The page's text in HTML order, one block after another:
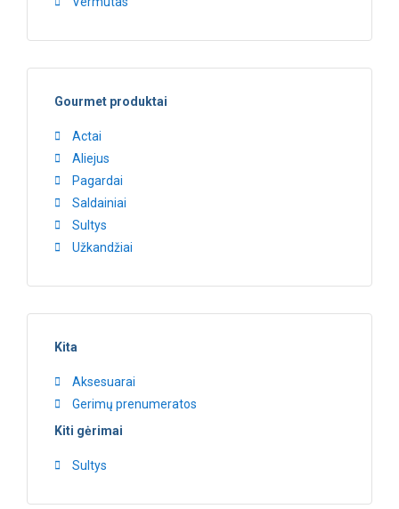
Gourmet produktai
Actai
Aliejus
Pagardai
Saldainiai
Sultys
Užkandžiai
Kita
Aksesuarai
Gerimų prenumeratos
Kiti gėrimai
Sultys